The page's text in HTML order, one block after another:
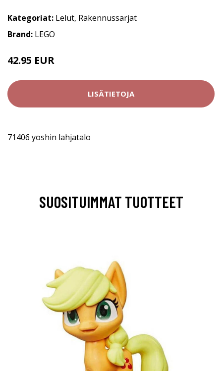
Kategoriat: Lelut, Rakennussarjat
Brand: LEGO
42.95 EUR
LISÄTIETOJA
71406 yoshin lahjatalo
SUOSITUIMMAT TUOTTEET